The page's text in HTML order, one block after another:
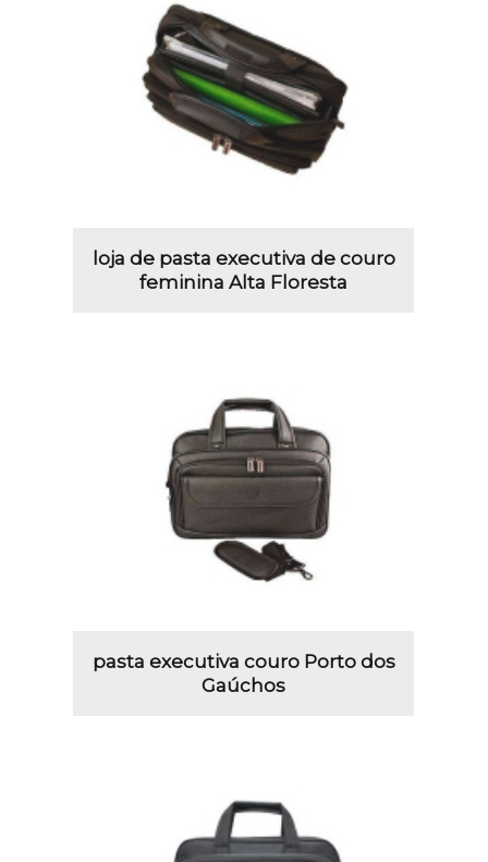
loja de pasta executiva de couro
feminina Alta Floresta
pasta executiva couro Porto dos
Gaúchos